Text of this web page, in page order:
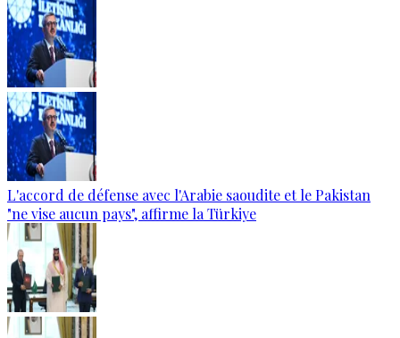
L'accord de défense avec l'Arabie saoudite et le Pakistan
"ne vise aucun pays", affirme la Türkiye